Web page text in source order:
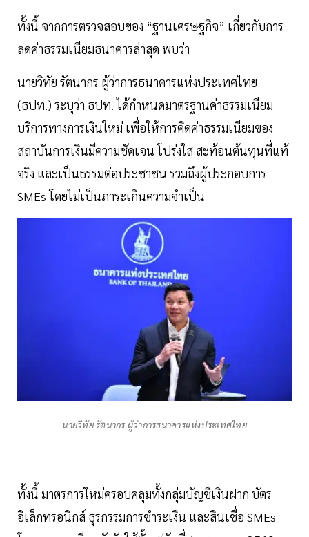
ทั้งนี้ จากการตรวจสอบของ “ฐานเศรษฐกิจ” เกี่ยวกับการ
ลดค่าธรรมเนียมธนาคารล่าสุด พบว่า
นายวิทัย รัตนากร ผู้ว่าการธนาคารแห่งประเทศไทย
(ธปท.) ระบุว่า ธปท. ได้กำหนดมาตรฐานค่าธรรมเนียม
บริการทางการเงินใหม่ เพื่อให้การคิดค่าธรรมเนียมของ
สถาบันการเงินมีความชัดเจน โปร่งใส สะท้อนต้นทุนที่แท้
จริง และเป็นธรรมต่อประชาชน รวมถึงผู้ประกอบการ
SMEs โดยไม่เป็นภาระเกินความจำเป็น
นายวิทัย รัตนากร ผู้ว่าการธนาคารแห่งประเทศไทย
ทั้งนี้ มาตรการใหม่ครอบคลุมทั้งกลุ่มบัญชีเงินฝาก บัตร
อิเล็กทรอนิกส์ ธุรกรรมการชำระเงิน และสินเชื่อ SMEs